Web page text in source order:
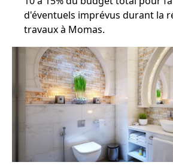
d'éventuels imprévus durant la
travaux à Momas.